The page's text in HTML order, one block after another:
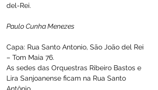
del-Rei.
Paulo Cunha Menezes
Capa: Rua Santo Antonio, São João del Rei
– Tom Maia 76.
As sedes das Orquestras Ribeiro Bastos e
Lira Sanjoanense ficam na Rua Santo